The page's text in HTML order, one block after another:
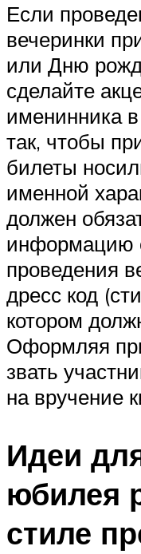
Если
вечеринки
или Дню
сделайте
именинника
так, чтобы
билеты
именной
должен
информацию
проведения
дресс код
котором
Оформляя
звать
на вручение
Идеи
юбилея
стиле